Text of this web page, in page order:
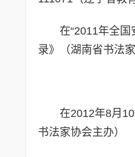
在“2011年全
录》（湖南省书法
在2012年8月
书法家协会主办）